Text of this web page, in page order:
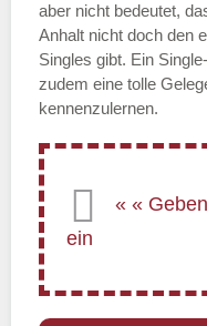
aber nicht bedeutet,
Anhalt nicht doch den
Singles gibt. Ein Single-
zudem eine tolle
kennenzulernen.